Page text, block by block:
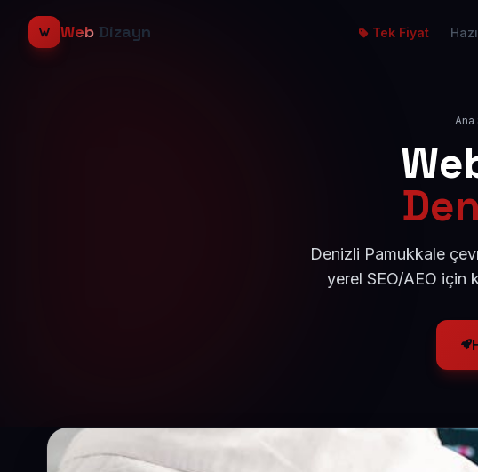
Web Dizayn Tek Fiyat
Ana
Denizli Pamukkale
yerel SEO/AEO için